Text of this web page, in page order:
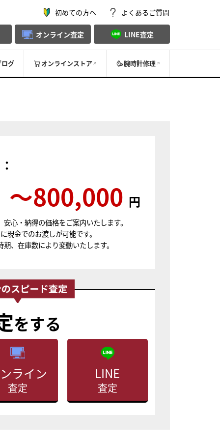
初めての方へ よくあるご質問
オンライン査定 LINE査定
ログ オンラインストア 腕時計修理
〜800,000 円
心・納得の価格をご案内いたします。
現金でのお渡しが可能です。
、在庫数により変動いたします。
をする
ライン
査定
LINE
査定